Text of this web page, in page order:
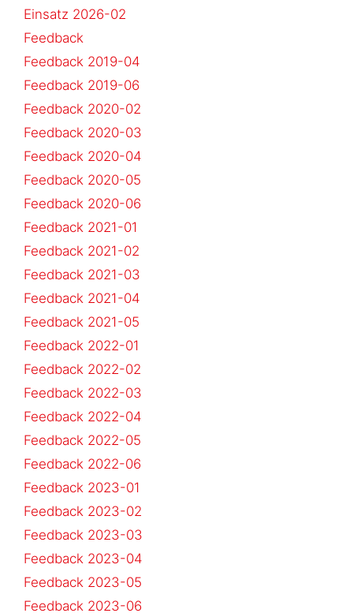
Einsatz 2026-02
Feedback
Feedback 2019-04
Feedback 2019-06
Feedback 2020-02
Feedback 2020-03
Feedback 2020-04
Feedback 2020-05
Feedback 2020-06
Feedback 2021-01
Feedback 2021-02
Feedback 2021-03
Feedback 2021-04
Feedback 2021-05
Feedback 2022-01
Feedback 2022-02
Feedback 2022-03
Feedback 2022-04
Feedback 2022-05
Feedback 2022-06
Feedback 2023-01
Feedback 2023-02
Feedback 2023-03
Feedback 2023-04
Feedback 2023-05
Feedback 2023-06